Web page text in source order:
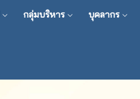
กลุ่มบริหาร บุคลากร